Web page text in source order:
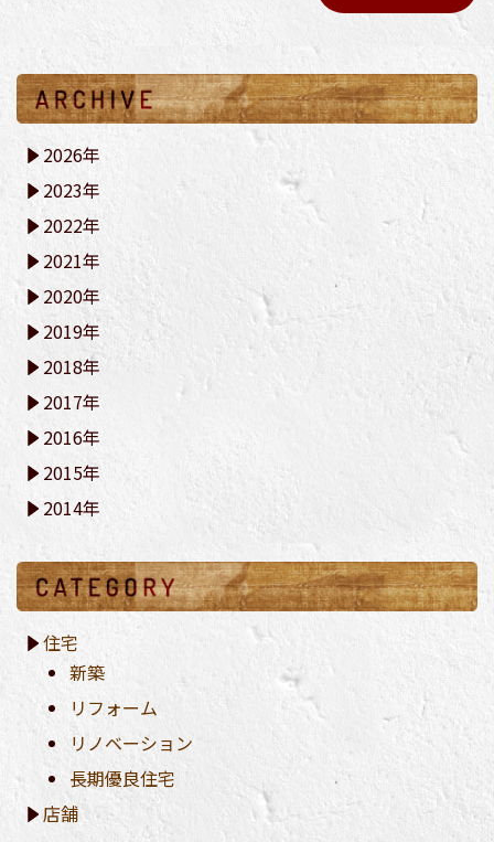
2026年
2023年
2022年
2021年
2020年
2019年
2018年
2017年
2016年
2015年
2014年
住宅
新築
リフォーム
リノベーション
長期優良住宅
店舗